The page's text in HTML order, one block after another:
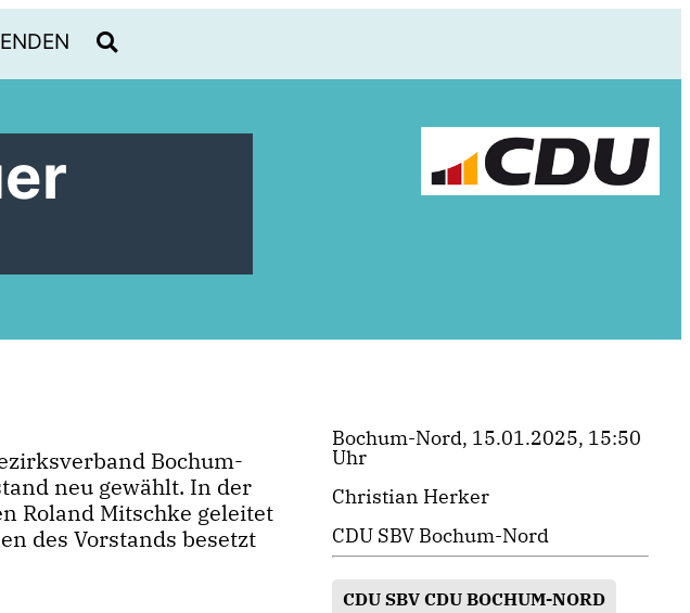
Bochum-
neu gewählt. In der
Roland Mitschke geleitet
des Vorstands besetzt
Bochum-Nord, 15.01.2025, 15:50
Uhr
Christian Herker
CDU SBV Bochum-Nord
CDU SBV CDU BOCHUM-NORD